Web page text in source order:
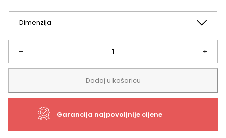
119,97 €
156,24 €
–
Madrac
sa
uprugama
+
Dodaj u košaricu
Garancija najpovoljnije cijene